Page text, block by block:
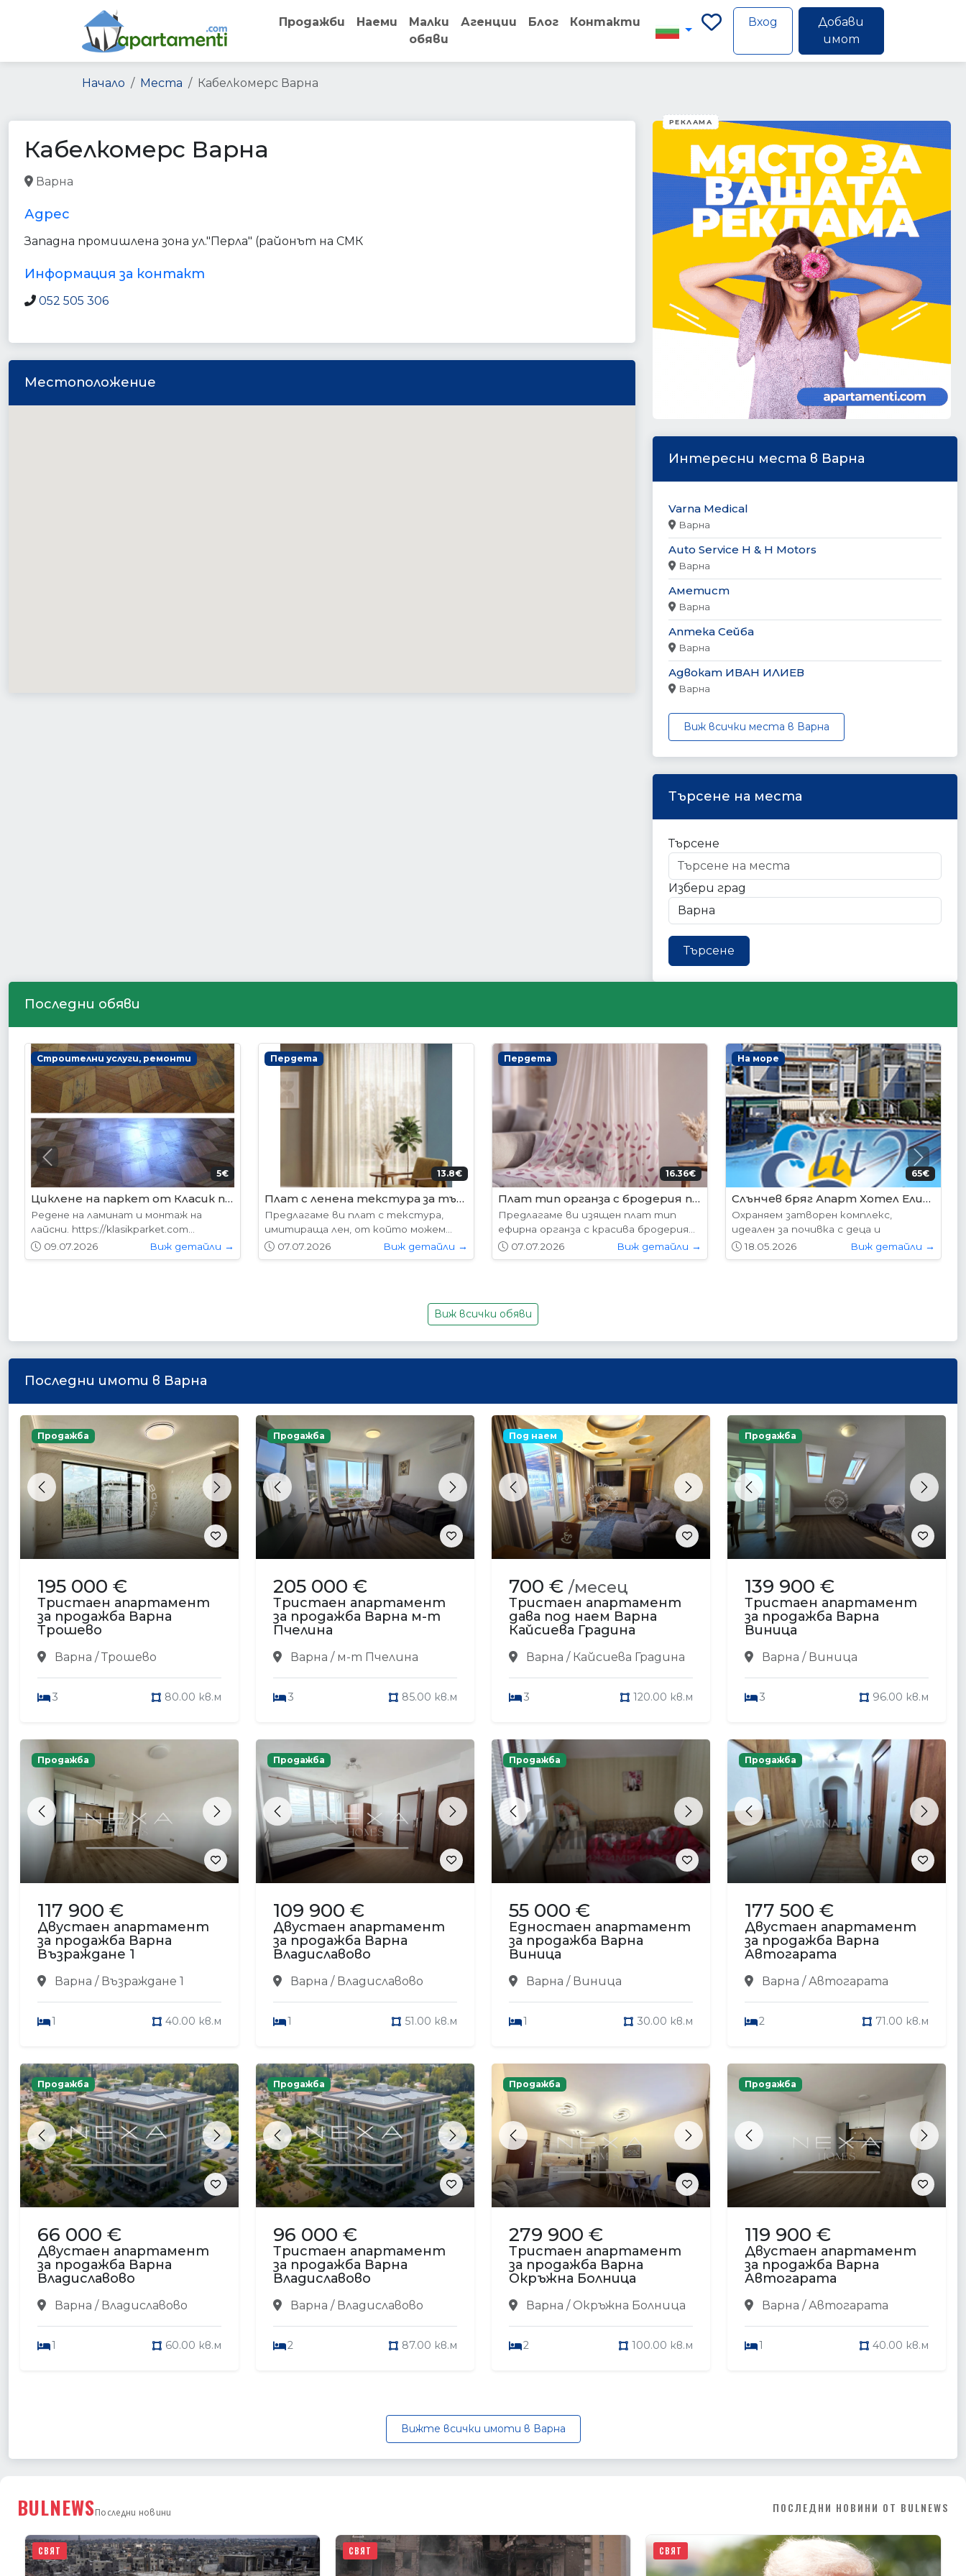
Продажби Наеми
Малки
обяви
Агенции Блог Контакти Вход
Добави
имот
Начало Места Кабелкомерс Варна
Кабелкомерс Варна
Варна
Адрес
Западна промишлена зона ул."Перла" (районът на СМК
Информация за контакт
052 505 306
Местоположение
РЕКЛАМА
Интересни места в Варна
Varna Medical
Варна
Auto Service H & H Motors
Варна
Аметист
Варна
Аптека Сейба
Варна
Адвокат ИВАН ИЛИЕВ
Варна
Виж всички места в Варна
Търсене на места
Търсене
Избери град
Търсене
Последни обяви
Интериорни врати
178.95€ (350лв.)
VP-01 Алабама
Вратите се предлагат в следните
размери: 87х204см. 77х204см...
01.05.2026
Виж детайли →
Интериорни врати
204.52€ (400лв.)
VP-01S Алабама
Вратите се предлагат в следните
размери: 87х204см. 77х204см...
01.05.2026
Виж детайли →
Интериорни врати
178.95€ (350лв.)
VP-01 Hepo
Вратите се предлагат в следните
размери: 87х204см. 77х204см...
01.05.2026
Виж детайли →
Интериорни врати
204.52€ (400лв.)
VP-01S Hepo
Вратите се предлагат в следните
размери: 87х204см. 77х204см...
01.05.2026
Виж детайли →
Previous Next
Виж всички обяви
Последни имоти в Варна
Previous Next
Продажба
195 000 €
Тристаен апартамент
за продажба Варна
Трошево
Варна / Трошево
3 80.00 кв.м
Previous Next
Продажба
205 000 €
Тристаен апартамент
за продажба Варна м-т
Пчелина
Варна / м-т Пчелина
3 85.00 кв.м
Previous Next
Под наем
700 € /месец
Тристаен апартамент
дава под наем Варна
Кайсиева Градина
Варна / Кайсиева Градина
3 120.00 кв.м
Previous Next
Продажба
139 900 €
Тристаен апартамент
за продажба Варна
Виница
Варна / Виница
3 96.00 кв.м
Previous Next
Продажба
117 900 €
Двустаен апартамент
за продажба Варна
Възраждане 1
Варна / Възраждане 1
1 40.00 кв.м
Previous Next
Продажба
109 900 €
Двустаен апартамент
за продажба Варна
Владиславово
Варна / Владиславово
1 51.00 кв.м
Previous Next
Продажба
55 000 €
Едностаен апартамент
за продажба Варна
Виница
Варна / Виница
1 30.00 кв.м
Previous Next
Продажба
177 500 €
Двустаен апартамент
за продажба Варна
Автогарата
Варна / Автогарата
2 71.00 кв.м
Previous Next
Продажба
66 000 €
Двустаен апартамент
за продажба Варна
Владиславово
Варна / Владиславово
1 60.00 кв.м
Previous Next
Продажба
96 000 €
Тристаен апартамент
за продажба Варна
Владиславово
Варна / Владиславово
2 87.00 кв.м
Previous Next
Продажба
279 900 €
Тристаен апартамент
за продажба Варна
Окръжна Болница
Варна / Окръжна Болница
2 100.00 кв.м
Previous Next
Продажба
119 900 €
Двустаен апартамент
за продажба Варна
Автогарата
Варна / Автогарата
1 40.00 кв.м
Вижте всички имоти в Варна
BULNEWSПоследни новини ПОСЛЕДНИ НОВИНИ ОТ BULNEWS
СВЯТ СВЯТ СВЯТ